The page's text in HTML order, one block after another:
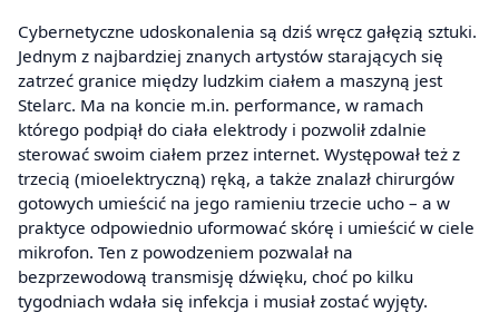
Cybernetyczne udoskonalenia są dziś wręcz gałęzią sztuki.
Jednym z najbardziej znanych artystów starających się
zatrzeć granice między ludzkim ciałem a maszyną jest
Stelarc. Ma na koncie m.in. performance, w ramach
którego podpiął do ciała elektrody i pozwolił zdalnie
sterować swoim ciałem przez internet. Występował też z
trzecią (mioelektryczną) ręką, a także znalazł chirurgów
gotowych umieścić na jego ramieniu trzecie ucho – a w
praktyce odpowiednio uformować skórę i umieścić w ciele
mikrofon. Ten z powodzeniem pozwalał na
bezprzewodową transmisję dźwięku, choć po kilku
tygodniach wdała się infekcja i musiał zostać wyjęty.